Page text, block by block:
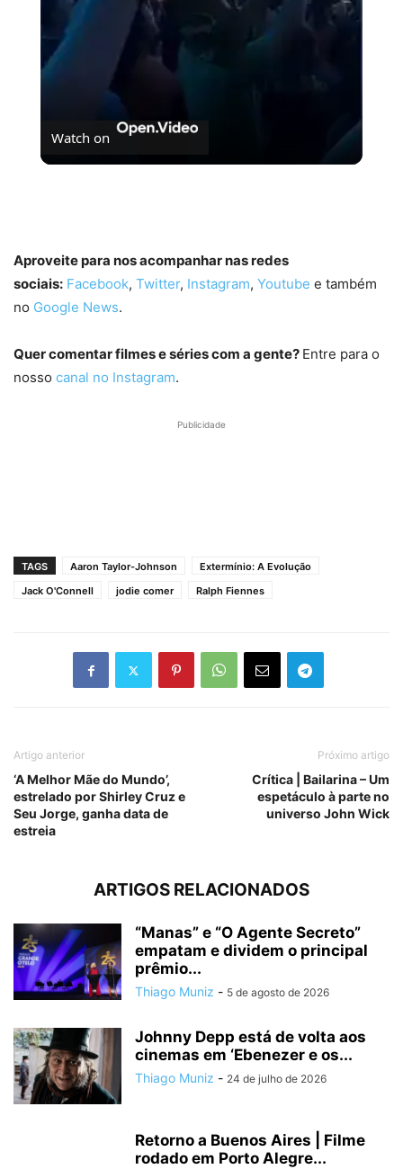
Watch on
Aproveite para nos acompanhar nas redes
sociais: Facebook, Twitter, Instagram, Youtube e também
no Google News.
Quer comentar filmes e séries com a gente? Entre para o
nosso canal no Instagram.
Publicidade
TAGS Aaron Taylor-Johnson
Extermínio: A Evolução
Jack O'Connell
jodie comer Ralph Fiennes
Artigo anterior
‘A Melhor Mãe do Mundo’,
estrelado por Shirley Cruz e
Seu Jorge, ganha data de
estreia
Próximo artigo
Crítica | Bailarina – Um
espetáculo à parte no
universo John Wick
ARTIGOS RELACIONADOS
“Manas” e “O Agente Secreto”
empatam e dividem o principal
prêmio...
Thiago Muniz - 5 de agosto de 2026
Johnny Depp está de volta aos
cinemas em ‘Ebenezer e os...
Thiago Muniz - 24 de julho de 2026
Retorno a Buenos Aires | Filme
rodado em Porto Alegre...